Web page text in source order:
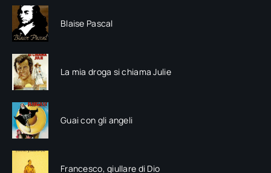
Blaise Pascal
La mia droga si chiama Julie
Guai con gli angeli
Francesco, giullare di Dio